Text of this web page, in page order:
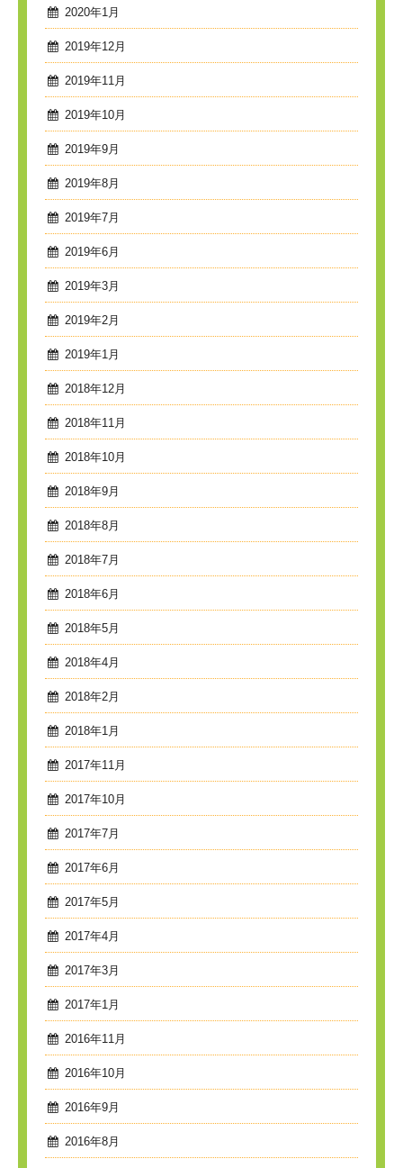
2020年1月
2019年12月
2019年11月
2019年10月
2019年9月
2019年8月
2019年7月
2019年6月
2019年3月
2019年2月
2019年1月
2018年12月
2018年11月
2018年10月
2018年9月
2018年8月
2018年7月
2018年6月
2018年5月
2018年4月
2018年2月
2018年1月
2017年11月
2017年10月
2017年7月
2017年6月
2017年5月
2017年4月
2017年3月
2017年1月
2016年11月
2016年10月
2016年9月
2016年8月